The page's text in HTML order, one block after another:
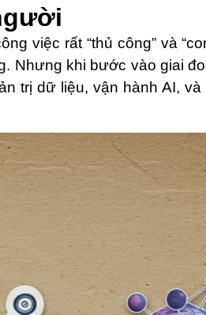
việc rất “thủ công” và
Nhưng khi bước vào giai
trị dữ liệu, vận hành AI,